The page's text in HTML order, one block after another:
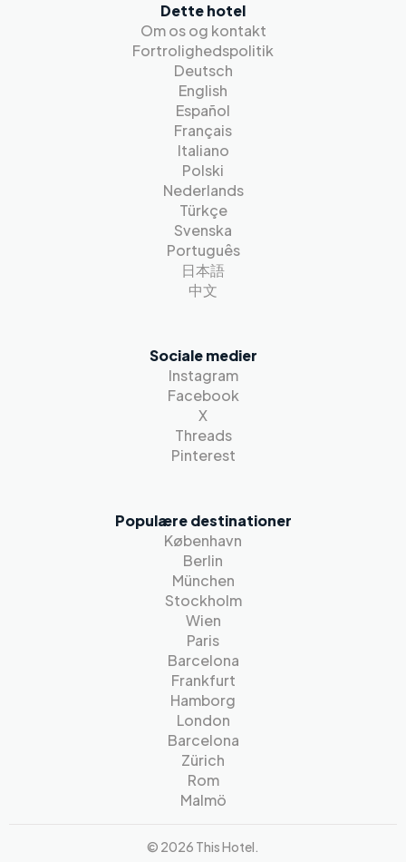
Dette hotel
Om os og kontakt
Fortrolighedspolitik
Deutsch
English
Español
Français
Italiano
Polski
Nederlands
Türkçe
Svenska
Português
日本語
中文
Sociale medier
Instagram
Facebook
X
Threads
Pinterest
Populære destinationer
København
Berlin
München
Stockholm
Wien
Paris
Barcelona
Frankfurt
Hamborg
London
Barcelona
Zürich
Rom
Malmö
© 2026 This Hotel.